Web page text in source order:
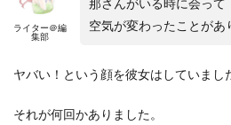
ライター＠編
集部
那さんがいる時に会って
空気が変わったことがあ
ヤバい！という顔を彼女はしていまし
それが何回かありました。